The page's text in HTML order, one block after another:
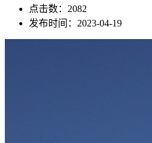
点击数：2082
发布时间：2023-04-19